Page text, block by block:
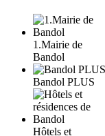
1.Mairie de
Bandol
Bandol PLUS
Hôtels et